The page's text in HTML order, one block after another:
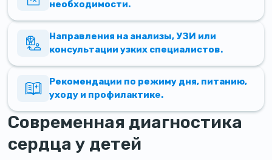
необходимости.
Направления на анализы, УЗИ или
консультации узких специалистов.
Рекомендации по режиму дня, питанию,
уходу и профилактике.
Современная диагностика
сердца у детей